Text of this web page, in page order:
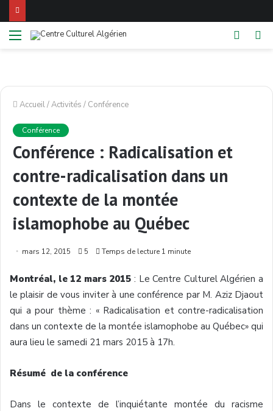
Menu
Switch
Accueil/Activités / Conférence
Conférence
Conférence : Radicalisation et
contre-radicalisation dans un
contexte de la montée
islamophobe au Québec
mars 12, 2015 5 Temps de lecture 1 minute
Montréal, le 12 mars 2015 : Le Centre Culturel Algérien a
le plaisir de vous inviter à une conférence par M. Aziz Djaout
qui a pour thème : « Radicalisation et contre-radicalisation
dans un contexte de la montée islamophobe au Québec» qui
aura lieu le samedi 21 mars 2015 à 17h.
Résumé de la conférence
Dans le contexte de l’inquiétante montée du racisme